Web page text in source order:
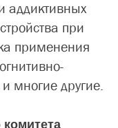
аддиктивных
при
применения
многие другие.